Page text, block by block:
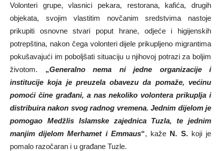
Volonteri grupe, vlasnici pekara, restorana, kafića, drugih
objekata, svojim vlastitim novčanim sredstvima nastoje
prikupiti osnovne stvari poput hrane, odjeće i higijenskih
potrepština, nakon čega volonteri dijele prikupljeno migrantima
pokušavajući im poboljšati situaciju u njihovoj potrazi za boljim
životom. „Generalno nema ni jedne organizacije i
institucije koja je preuzela obavezu da pomaže, većinu
pomoći čine građani, a nas nekoliko volontera prikuplja i
distribuira nakon svog radnog vremena. Jednim dijelom je
pomogao Medžlis Islamske zajednica Tuzla, te jednim
manjim dijelom Merhamet i Emmaus“, kaže N. S. koji je
pomalo razočaran i u građane Tuzle.